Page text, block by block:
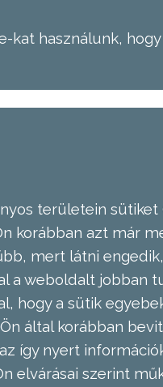
kat használunk,
területein sütiket
korábban azt már
mert látni
a weboldalt jobban
hogy a sütik
által korábban
így nyert
elvárásai szerint